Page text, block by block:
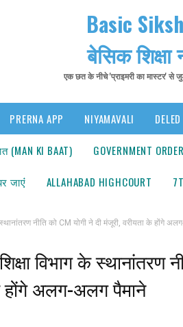
Basic
बेसिक
एक छत के नीचे 'प्राइमरी का मास्टर' से
PRERNA APP NIYAMAVALI DELED
(MAN KI BAAT) GOVERNMENT ORDER
जाएंं ALLAHABAD HIGHCOURT
नीति को CM योगी ने दी मंजूरी, वरीयता के होंगे
विभाग के स्थानांतरण
होंगे अलग-अलग पैमाने
अधिक संबंधित समाचारों के लिए कृपया https://